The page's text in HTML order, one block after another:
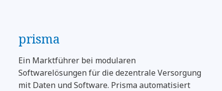
prisma
Ein Marktführer bei modularen
Softwarelösungen für die dezentrale Versorgung
mit Daten und Software. Prisma automatisiert